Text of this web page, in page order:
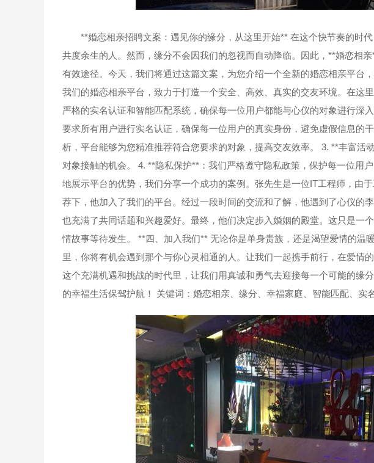
**婚恋相亲招聘文案：遇见你的缘分，从这里开始** 在这个快节奏的时代
共度余生的人。然而，缘分不会因我们的忽视而自动降临。因此，**婚恋相
有效途径。今天，我们将通过这篇文案，为您介绍一个全新的婚恋相亲平台
我们的婚恋相亲平台，致力于打造一个安全、高效、真实的交友环境。在这
严格的实名认证和智能匹配系统，确保每一位用户都能与心仪的对象进行深
要求所有用户进行实名认证，确保每一位用户的真实身份，避免虚假信息的
析，平台能够为您精准推荐符合您要求的对象，提高交友效率。 3. **丰富活
对象接触的机会。 4. **隐私保护**：我们严格遵守隐私政策，保护每一位用
地展示平台的优势，我们分享一个成功的案例。张先生是一位IT工程师，由
荐下，他加入了我们的平台。经过一段时间的交流和了解，他遇到了心仪的
也充满了共同话题和兴趣爱好。最终，他们决定步入婚姻的殿堂。这只是一
情故事等待发生。 **四、加入我们** 无论你是单身贵族，还是渴望爱情的温
里，你将有机会遇到那个与你心灵相通的人。让我们一起携手前行，在爱情
这个充满机遇和挑战的时代里，让我们用真诚和勇气去迎接每一个可能的缘
的幸福生活保驾护航！ 关键词：婚恋相亲、缘分、幸福家庭、智能匹配、实